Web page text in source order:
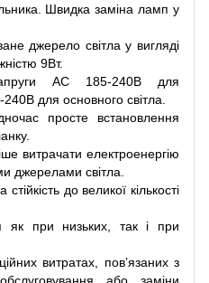
Швидка заміна ламп у
джерело світла у вигляді
9Вт.
АС 185-240В для
для основного світла.
просте встановлення
витрачати електроенергію
джерелами світла.
до великої кількості
як при низьких, так і при
витратах, пов’язаних з